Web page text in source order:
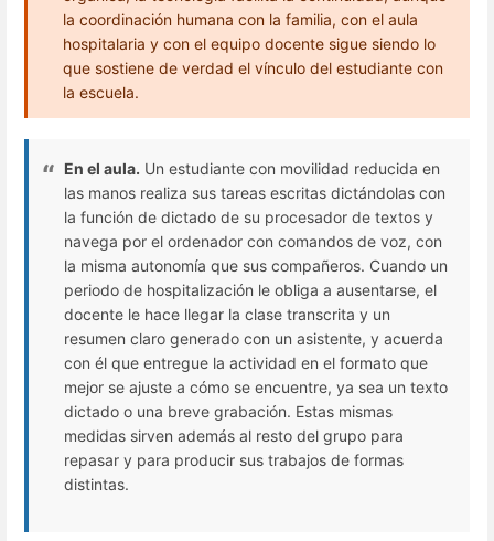
la coordinación humana con la familia, con el aula
hospitalaria y con el equipo docente sigue siendo lo
que sostiene de verdad el vínculo del estudiante con
la escuela.
En el aula. Un estudiante con movilidad reducida en
las manos realiza sus tareas escritas dictándolas con
la función de dictado de su procesador de textos y
navega por el ordenador con comandos de voz, con
la misma autonomía que sus compañeros. Cuando un
periodo de hospitalización le obliga a ausentarse, el
docente le hace llegar la clase transcrita y un
resumen claro generado con un asistente, y acuerda
con él que entregue la actividad en el formato que
mejor se ajuste a cómo se encuentre, ya sea un texto
dictado o una breve grabación. Estas mismas
medidas sirven además al resto del grupo para
repasar y para producir sus trabajos de formas
distintas.